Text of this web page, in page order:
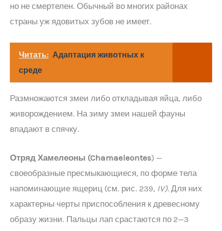
но не смертелен. Обычный во многих районах
страны уж ядовитых зубов не имеет.
Читать: Адаптация животных к
среде
Размножаются змеи либо откладывая яйца, либо
живорождением. На зиму змеи нашей фауны
впадают в спячку.
Отряд Хамелеоны (Chamaeleontes) —
своеобразные пресмыкающиеся, по форме тела
напоминающие ящериц (см. рис. 239, IV). Для них
характерны черты приспособления к древесному
образу жизни. Пальцы лап срастаются по 2—3